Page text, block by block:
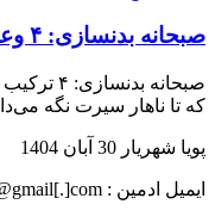
صبحانه بدنسازی: ۴ وعده مقوی برای عضله‌سازی سریع
صبحانه
که تا ناهار سیرت نگه
پویا شهریار 30 آبان 1404
ایمیل ادمین : pooya.shahryar@gmail[.]com